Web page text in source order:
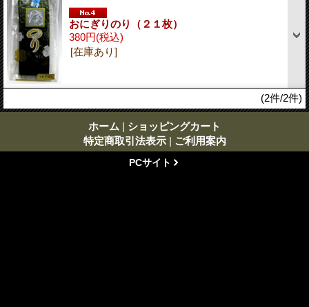
おにぎりのり（２１枚）
380円(税込)
[在庫あり]
(2件/2件)
ホーム | ショッピングカート
特定商取引法表示 | ご利用案内
PCサイト